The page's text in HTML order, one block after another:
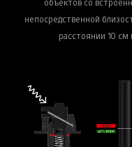
непосредственной
расстоянии 10